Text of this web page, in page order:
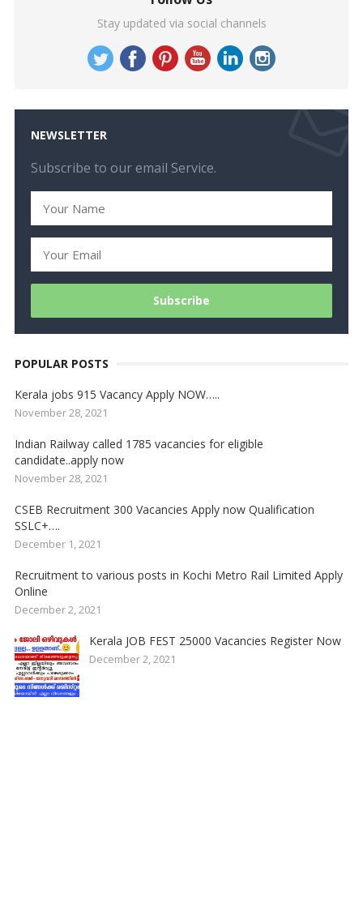
Stay updated via social channels
NEWSLETTER
Subscribe to our email Service.
POPULAR POSTS
Kerala jobs 915 Vacancy Apply NOW…..
November 28, 2021
Indian Railway called 1785 vacancies for eligible
candidate..apply now
November 28, 2021
CSEB Recruitment 300 Vacancies Apply now Qualification
SSLC+….
December 1, 2021
Recruitment to various posts in Kochi Metro Rail Limited Apply
Online
December 2, 2021
Kerala JOB FEST 25000 Vacancies Register Now
December 2, 2021